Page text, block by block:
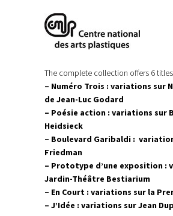
The complete collection offers 6
– Numéro Trois : variations sur
de Jean-Luc Godard
– Poésie action : variations sur
Heidsieck
– Boulevard Garibaldi :
Friedman
– Prototype d’une exposition :
Jardin-Théâtre Bestiarium
– En Court : variations sur la
– J’Idée : variations sur Jean